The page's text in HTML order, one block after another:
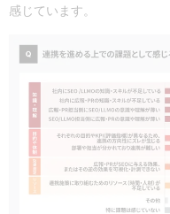
感じています。